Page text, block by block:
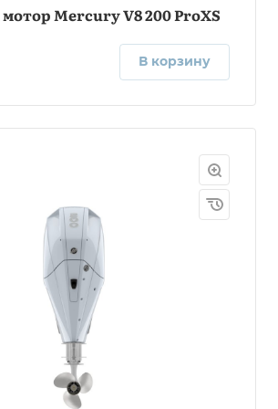
Mercury V8 200 ProXS
В корзину